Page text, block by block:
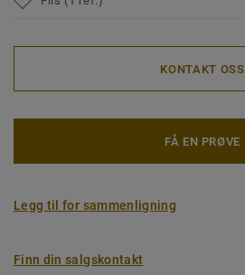
KONTAKT OSS
FÅ EN PRØVE
Legg til for sammenligning
Finn din salgskontakt